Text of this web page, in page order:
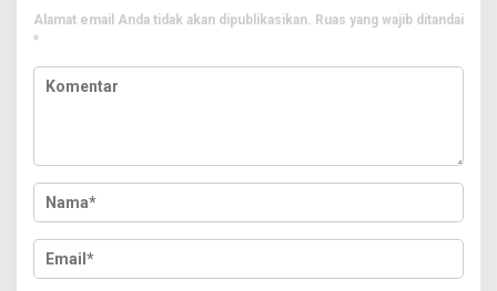
Alamat email Anda tidak akan dipublikasikan. Ruas yang wajib ditandai
*